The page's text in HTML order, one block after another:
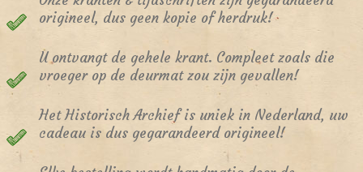
origineel, dus geen kopie of herdruk!
U ontvangt de gehele krant. Compleet zoals die
vroeger op de deurmat zou zijn gevallen!
Het Historisch Archief is uniek in Nederland, uw
cadeau is dus gegarandeerd origineel!